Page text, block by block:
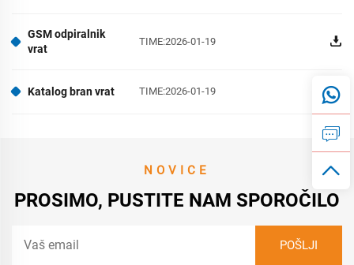
GSM odpiralnik
vrat
TIME:2026-01-19
Katalog bran vrat TIME:2026-01-19
NOVICE
PROSIMO, PUSTITE NAM SPOROČILO